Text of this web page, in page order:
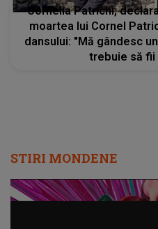
Cornelia Patrichi,
moartea lui Cornel
dansului: "Mă gândesc
trebuie să
STIRI MONDENE